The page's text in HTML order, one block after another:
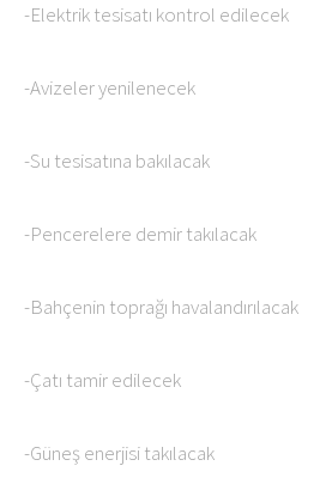
-Elektrik tesisatı kontrol edilecek
-Avizeler yenilenecek
-Su tesisatına bakılacak
-Pencerelere demir takılacak
-Bahçenin toprağı havalandırılacak
-Çatı tamir edilecek
-Güneş enerjisi takılacak